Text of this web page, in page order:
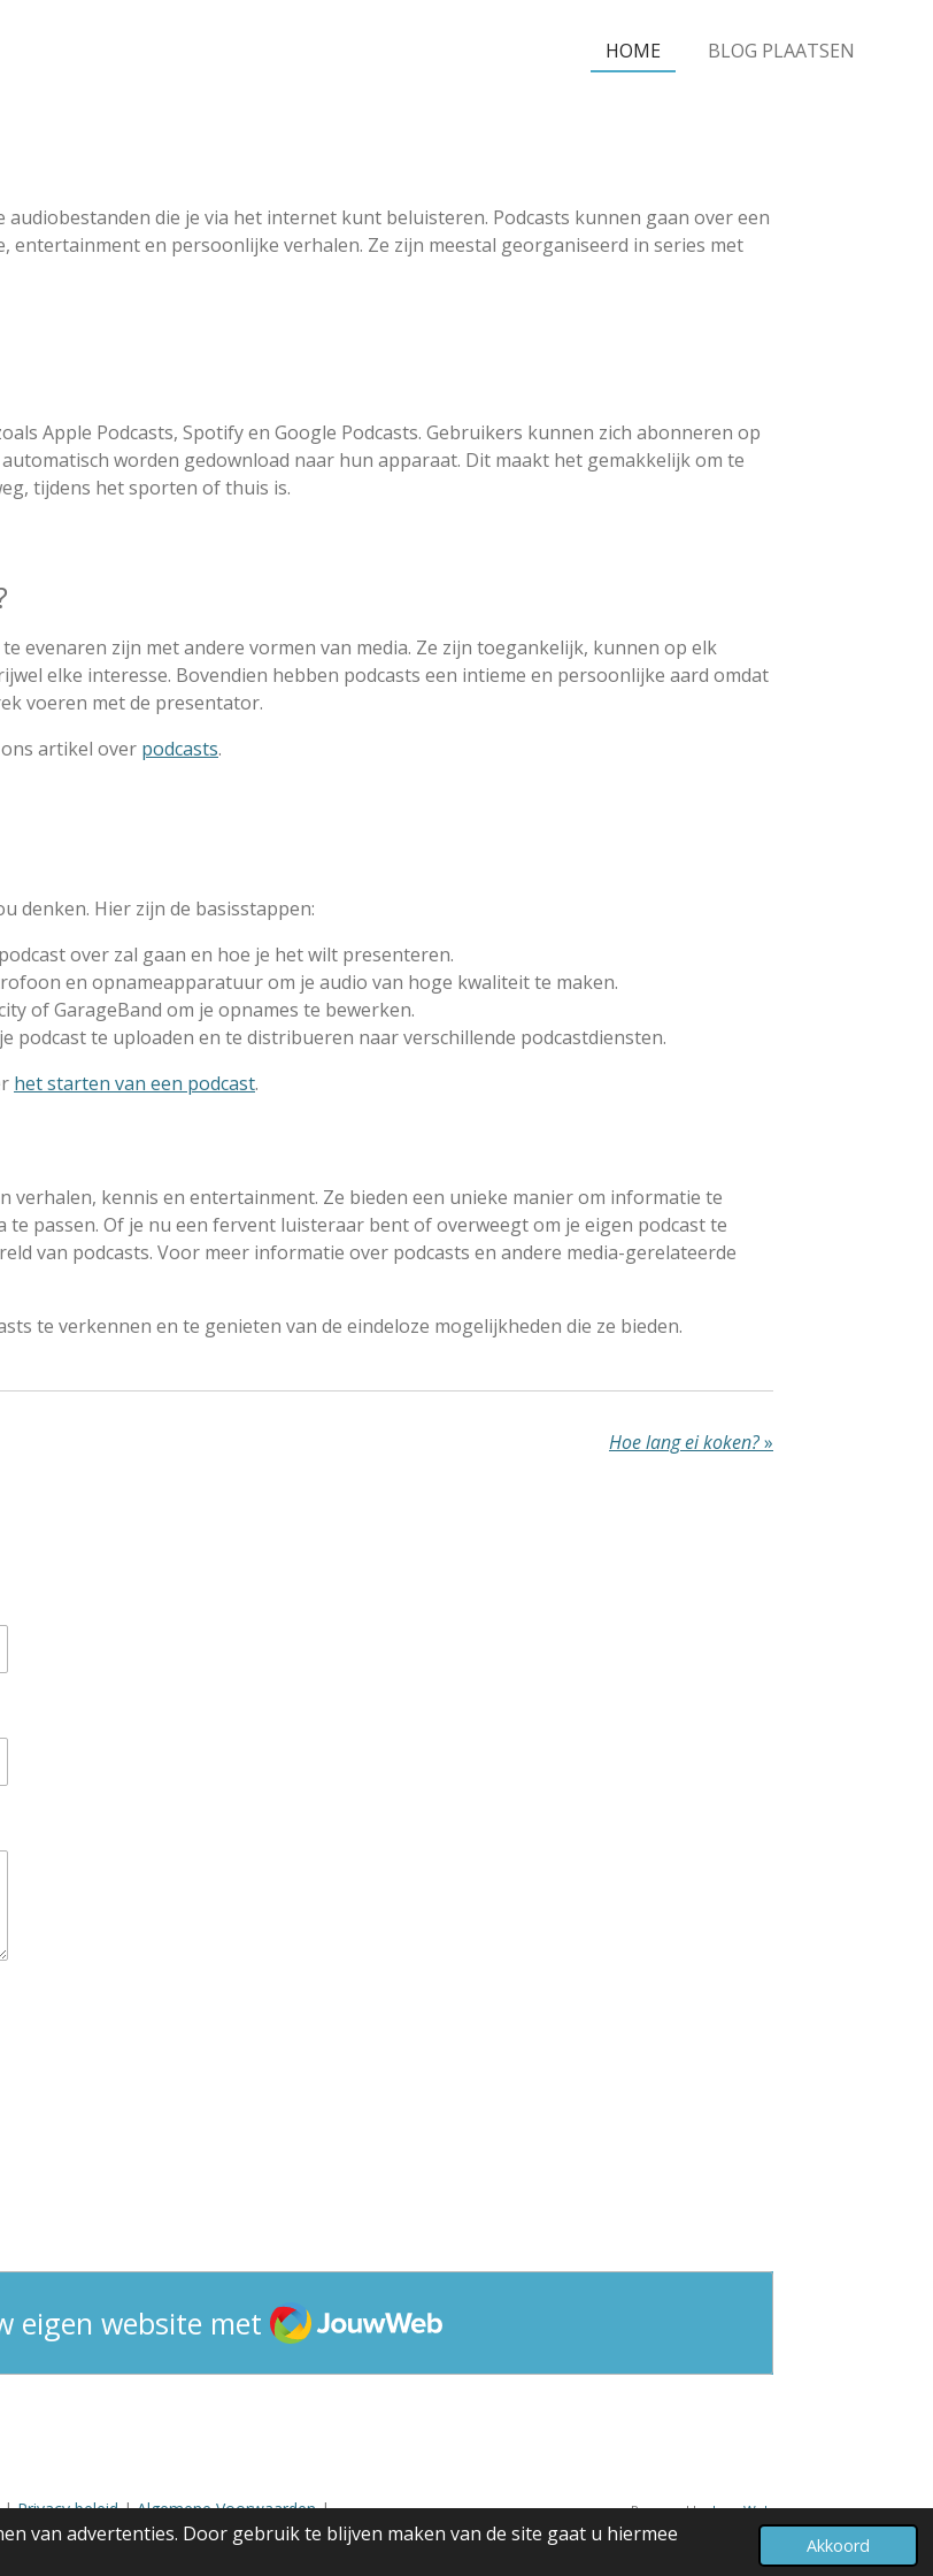
van advertenties. Door gebruik te blijven maken van de site gaat u hiermee
Akkoord
HOME BLOG PLAATSEN
die je via het internet kunt beluisteren. Podcasts kunnen gaan over een
entertainment en persoonlijke verhalen. Ze zijn meestal georganiseerd in series met
Apple Podcasts, Spotify en Google Podcasts. Gebruikers kunnen zich abonneren op
worden gedownload naar hun apparaat. Dit maakt het gemakkelijk om te
tijdens het sporten of thuis is.
evenaren zijn met andere vormen van media. Ze zijn toegankelijk, kunnen op elk
elke interesse. Bovendien hebben podcasts een intieme en persoonlijke aard omdat
voeren met de presentator.
artikel over podcasts.
denken. Hier zijn de basisstappen:
over zal gaan en hoe je het wilt presenteren.
en opnameapparatuur om je audio van hoge kwaliteit te maken.
of GarageBand om je opnames te bewerken.
podcast te uploaden en te distribueren naar verschillende podcastdiensten.
het starten van een podcast.
verhalen, kennis en entertainment. Ze bieden een unieke manier om informatie te
passen. Of je nu een fervent luisteraar bent of overweegt om je eigen podcast te
van podcasts. Voor meer informatie over podcasts en andere media-gerelateerde
te verkennen en te genieten van de eindeloze mogelijkheden die ze bieden.
Hoe lang ei koken?»
eigen website met JouwWeb
|Privacy beleid|Algemene Voorwaarden| Powered byJouwWeb